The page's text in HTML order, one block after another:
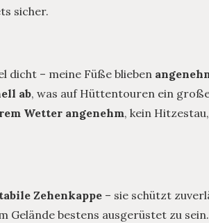
sicher.
dicht – meine Füße blieben
ab, was auf Hüttentouren ein
Wetter angenehm, kein
Zehenkappe – sie schützt
Gelände bestens ausgerüstet zu sein.